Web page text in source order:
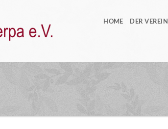
HOME DER VEREIN